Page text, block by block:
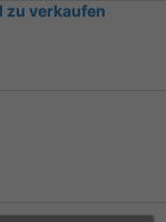
zu verkaufen